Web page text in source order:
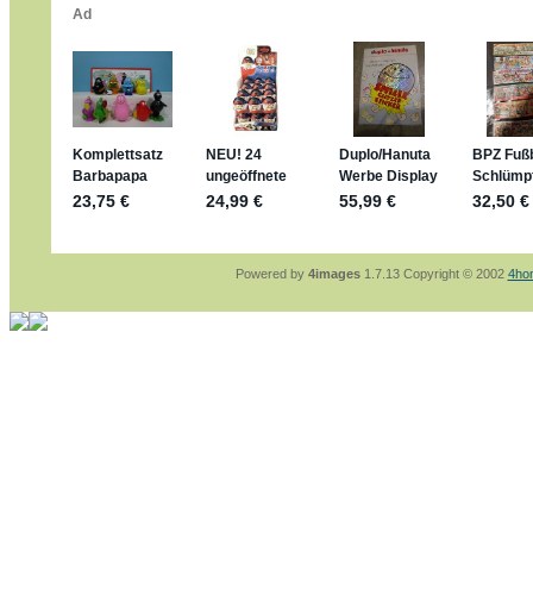
Für die Figuren VC307, 310, 318 und 326
mein Enkel hat die leider weggeworfen
jan-lukas:
geschrieben am: 29. 4. 2026 -
https://www.ferrero-
sammelspass.de/einladung/
jan-lukas:
geschrieben am: 28. 4. 2026 -
stimmt, jetzt fällt es mir auch ein
*Bussi*
Bonsaipanther:
geschrieben am: 28. 4.
So habe ich das in Erinnerung ... oder?
jan-lukas:geschrieben am: 28. 4. 2026 -
Powered by 4images1.7.13 Copyright © 2002